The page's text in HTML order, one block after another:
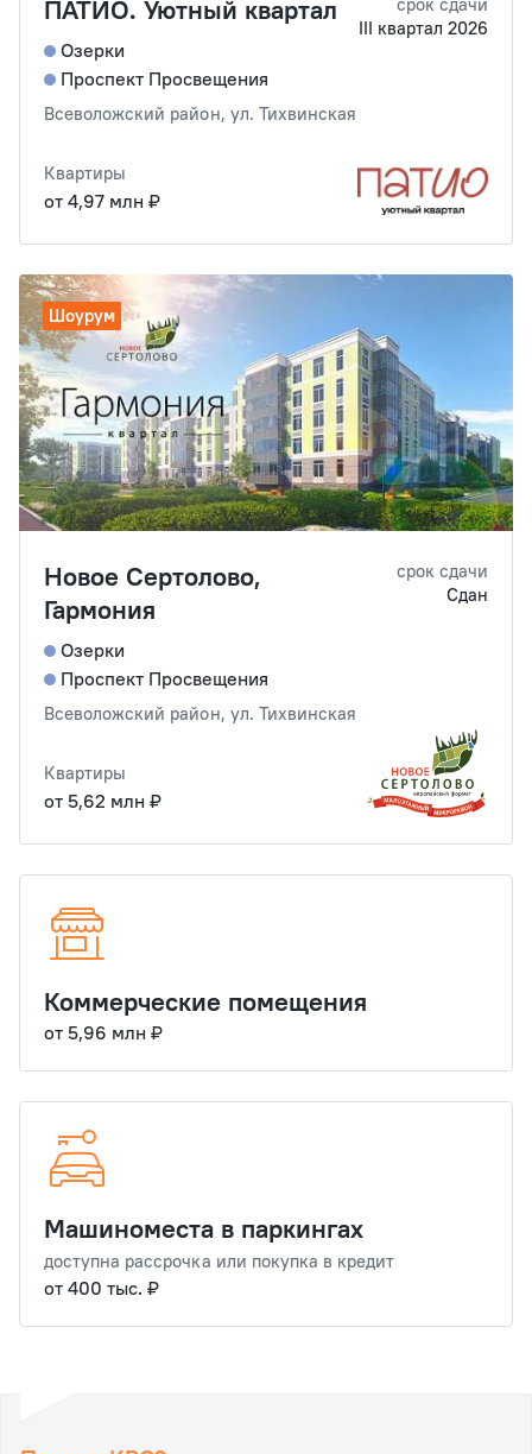
ПАТИО. Уютный квартал
Озерки
Проспект Просвещения
Всеволожский район, ул. Тихвинская
III квартал 2026
Квартиры
от 4,97 млн ₽
Шоурум
Новое Сертолово,
Гармония
Озерки
Проспект Просвещения
Всеволожский район, ул. Тихвинская
срок сдачи
Сдан
Квартиры
от 5,62 млн ₽
Коммерческие помещения
от 5,96 млн ₽
Машиноместа в паркингах
доступна рассрочка или покупка в кредит
от 400 тыс. ₽